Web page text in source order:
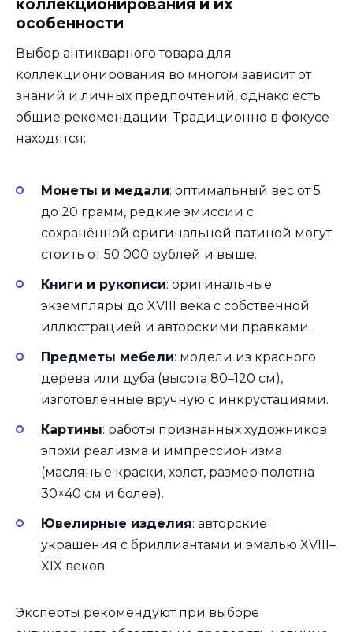
коллекционирования и их
особенности
Выбор антикварного товара для
коллекционирования во многом зависит от
знаний и личных предпочтений, однако есть
общие рекомендации. Традиционно в фокусе
находятся:
Монеты и медали: оптимальный вес от 5
до 20 грамм, редкие эмиссии с
сохранённой оригинальной патиной могут
стоить от 50 000 рублей и выше.
Книги и рукописи: оригинальные
экземпляры до XVIII века с собственной
иллюстрацией и авторскими правками.
Предметы мебели: модели из красного
дерева или дуба (высота 80–120 см),
изготовленные вручную с инкрустациями.
Картины: работы признанных художников
эпохи реализма и импрессионизма
(масляные краски, холст, размер полотна
30×40 см и более).
Ювелирные изделия: авторские
украшения с бриллиантами и эмалью XVIII–
XIX веков.
Эксперты рекомендуют при выборе